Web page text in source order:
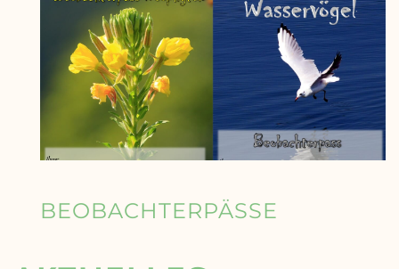
BEOBACHTERPÄSSE